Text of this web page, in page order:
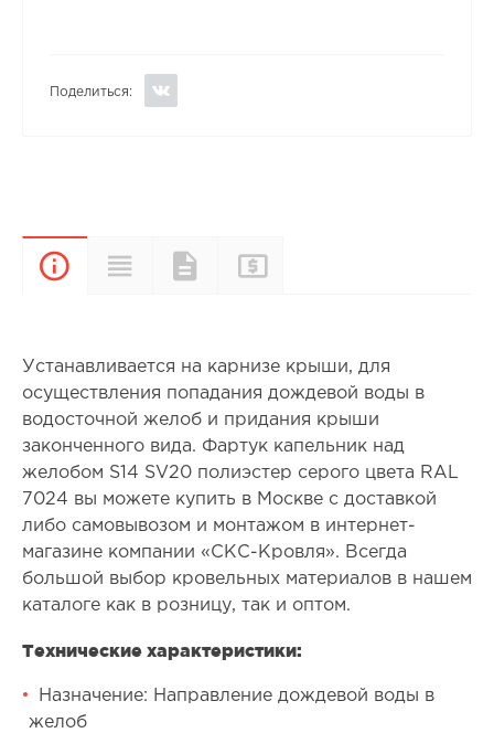
Поделиться:
ОписаниеХарактеристики
Документы
Устанавливается на карнизе крыши, для
осуществления попадания дождевой воды в
водосточной желоб и придания крыши
законченного вида. Фартук капельник над
желобом S14 SV20 полиэстер серого цвета RAL
7024 вы можете купить в Москве с доставкой
либо самовывозом и монтажом в интернет-
магазине компании «СКС-Кровля». Всегда
большой выбор кровельных материалов в нашем
каталоге как в розницу, так и оптом.
Технические характеристики:
Назначение: Направление дождевой воды в
желоб